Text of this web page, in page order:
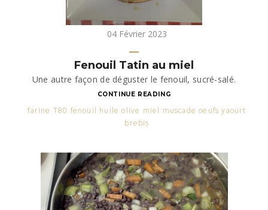
04 Février 2023
Fenouil Tatin au miel
Une autre façon de déguster le fenouil, sucré-salé.
CONTINUE READING
farine T80 fenouil huile olive miel muscade oeufs yaourt
brebis